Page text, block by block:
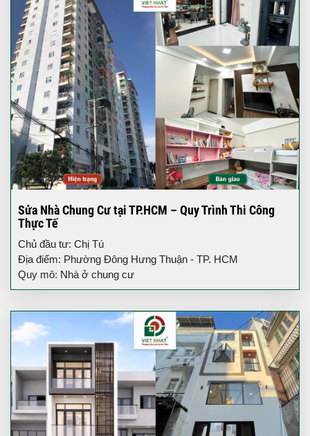
Sửa Nhà Chung Cư tại TP.HCM – Quy Trình Thi Công
Thực Tế
Chủ đầu tư: Chị Tú
Địa điểm: Phường Đông Hưng Thuận - TP. HCM
Quy mô: Nhà ở chung cư